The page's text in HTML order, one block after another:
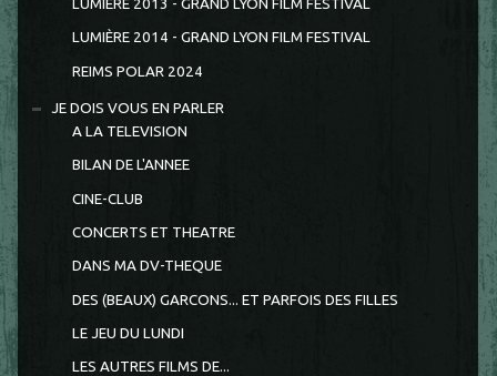
LUMIÈRE 2013 - GRAND LYON FILM FESTIVAL
LUMIÈRE 2014 - GRAND LYON FILM FESTIVAL
REIMS POLAR 2024
JE DOIS VOUS EN PARLER
A LA TELEVISION
BILAN DE L'ANNEE
CINE-CLUB
CONCERTS ET THEATRE
DANS MA DV-THEQUE
DES (BEAUX) GARCONS... ET PARFOIS DES FILLES
LE JEU DU LUNDI
LES AUTRES FILMS DE...